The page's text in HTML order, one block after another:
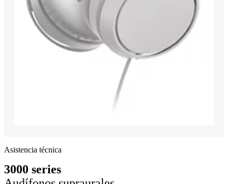
Asistencia técnica
3000 series